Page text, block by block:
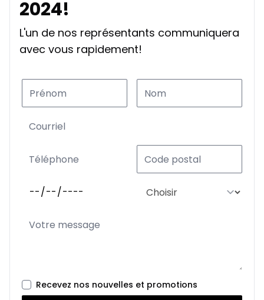
2024!
L'un de nos représentants communiquera
avec vous rapidement!
Recevez nos nouvelles et promotions